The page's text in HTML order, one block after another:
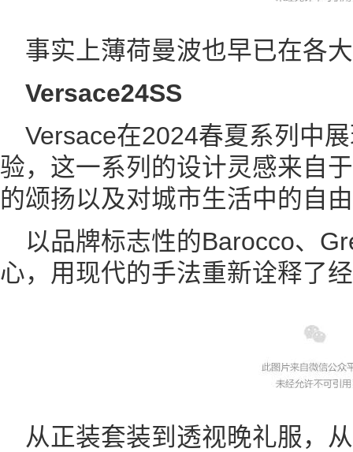
事实上薄荷曼波也早已在各
Versace24SS
Versace在2024春夏系列中
验，这一系列的设计灵感来自
的颂扬以及对城市生活中的自
以品牌标志性的Barocco、
心，用现代的手法重新诠释了
从正装套装到透视晚礼服，